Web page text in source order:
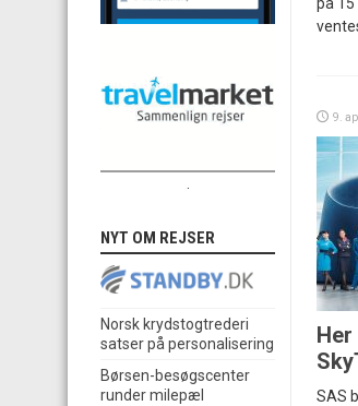
9.
Her
SAS
NYT OM REJSER
Norsk krydstogtrederi
satser på personalisering
Børsen-besøgscenter
runder milepæl